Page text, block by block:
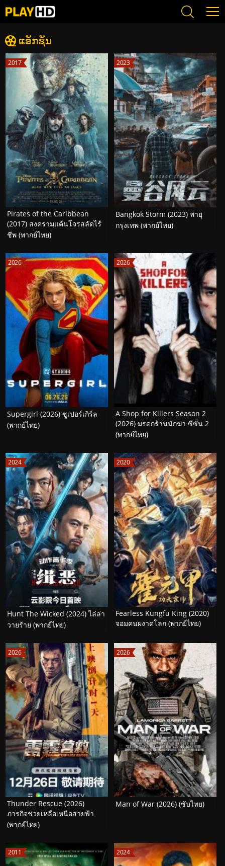
ແອັກຊັນ
2017
Pirates of the Caribbean
(2017) สงครามแค้นโจรสลัดไร้
ชีพ (พากย์ไทย)
2023
Bangkok Storm (2023) พายุ
กรุงเทพ (พากย์ไทย)
2026
Supergirl (2026) ซูเปอร์เกิร์ล
(พากย์ไทย)
2026
A Shop for Killers Season 2
(2026) มรดกร้านนักฆ่า ซีซั่น 2
(พากย์ไทย)
2024
Hunt The Wicked (2024) ไล่ล่า
วายร้าย (พากย์ไทย)
2020
Fearless Kungfu King (2020)
จอมคนผงาดโลก (พากย์ไทย)
2026
Thunder Rescue (2026)
ภารกิจช่วยเหลือเหนือสายฟ้า
(พากย์ไทย)
2026
Man of War (2026) (ซับไทย)
2011 2024